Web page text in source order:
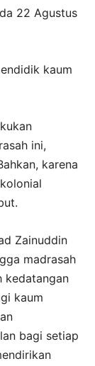
22 Agustus
kaum
ini,
karena
Zainuddin
madrasah
kedatangan
kaum
bagi setiap